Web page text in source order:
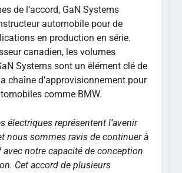
de l’accord, GaN Systems
automobile pour de
en production en série.
canadien, les volumes
Systems sont un élément clé de
chaîne d’approvisionnement pour
comme BMW.
électriques représentent l’avenir
nous sommes ravis de continuer à
avec notre capacité de conception
Cet accord de plusieurs